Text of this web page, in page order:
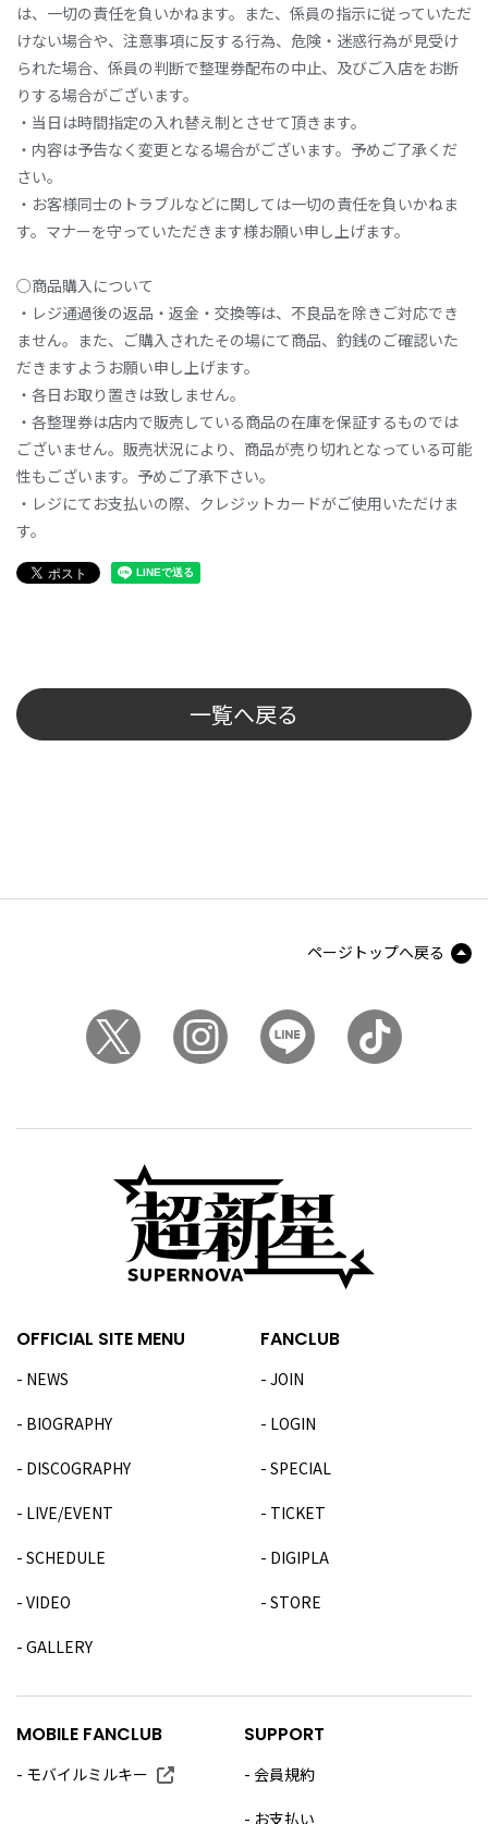
は、一切の責任を負いかねます。また、係員の指示に従っていただ
けない場合や、注意事項に反する行為、危険・迷惑行為が見受け
られた場合、係員の判断で整理券配布の中止、及びご入店をお断
りする場合がございます。
・当日は時間指定の入れ替え制とさせて頂きます。
・内容は予告なく変更となる場合がございます。予めご了承くだ
さい。
・お客様同士のトラブルなどに関しては一切の責任を負いかねま
す。マナーを守っていただきます様お願い申し上げます。
○商品購入について
・レジ通過後の返品・返金・交換等は、不良品を除きご対応でき
ません。また、ご購入されたその場にて商品、釣銭のご確認いた
だきますようお願い申し上げます。
・各日お取り置きは致しません。
・各整理券は店内で販売している商品の在庫を保証するものでは
ございません。販売状況により、商品が売り切れとなっている可能
性もございます。予めご了承下さい。
・レジにてお支払いの際、クレジットカードがご使用いただけま
す。
一覧へ戻る
ページトップへ戻る
OFFICIAL SITE MENU
NEWS
BIOGRAPHY
DISCOGRAPHY
LIVE/EVENT
SCHEDULE
VIDEO
GALLERY
FANCLUB
JOIN
LOGIN
SPECIAL
TICKET
DIGIPLA
STORE
MOBILE FANCLUB
モバイルミルキー
SUPPORT
会員規約
お支払い